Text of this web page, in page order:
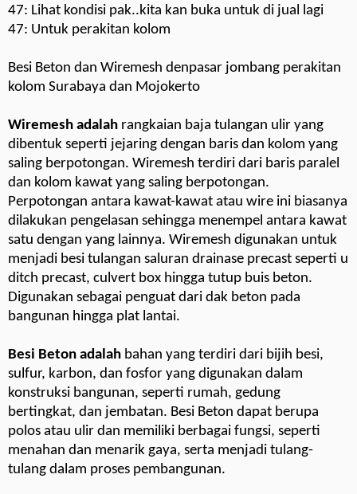
47: Lihat kondisi pak..kita kan buka untuk di jual lagi
47: Untuk perakitan kolom
Besi Beton dan Wiremesh denpasar jombang perakitan
kolom Surabaya dan Mojokerto
Wiremesh adalah rangkaian baja tulangan ulir yang
dibentuk seperti jejaring dengan baris dan kolom yang
saling berpotongan. Wiremesh terdiri dari baris paralel
dan kolom kawat yang saling berpotongan.
Perpotongan antara kawat-kawat atau wire ini biasanya
dilakukan pengelasan sehingga menempel antara kawat
satu dengan yang lainnya. Wiremesh digunakan untuk
menjadi besi tulangan saluran drainase precast seperti u
ditch precast, culvert box hingga tutup buis beton.
Digunakan sebagai penguat dari dak beton pada
bangunan hingga plat lantai.
Besi Beton adalah bahan yang terdiri dari bijih besi,
sulfur, karbon, dan fosfor yang digunakan dalam
konstruksi bangunan, seperti rumah, gedung
bertingkat, dan jembatan. Besi Beton dapat berupa
polos atau ulir dan memiliki berbagai fungsi, seperti
menahan dan menarik gaya, serta menjadi tulang-
tulang dalam proses pembangunan.